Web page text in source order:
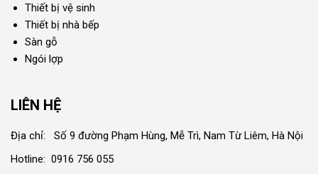
Thiết bị vệ sinh
Thiết bị nhà bếp
Sàn gỗ
Ngói lợp
LIÊN HỆ
Địa chỉ: Số 9 đường Phạm Hùng, Mễ Trì, Nam Từ Liêm, Hà Nội
Hotline: 0916 756 055